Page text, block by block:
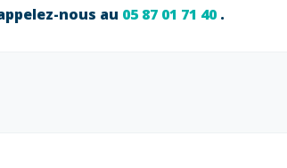
nous au 05 87 01 71 40.